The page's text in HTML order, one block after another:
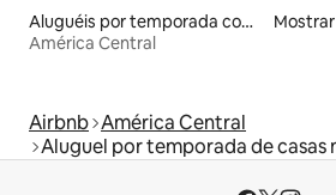
Aluguéis por temporada com sauna
América Central
Airbnb América Central
Aluguel por temporada de casas